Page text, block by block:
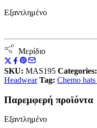
Εξαντλημένο
Μερίδιο
SKU: MAS195 Categories:
Headwear Tag: Chemo
Παρεμφερή προϊόντα
Εξαντλημένο